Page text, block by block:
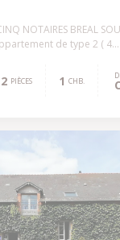
NOTAIRES BREAL
de type 2 ( 4...
2 PIÈCES 1 CHB. C